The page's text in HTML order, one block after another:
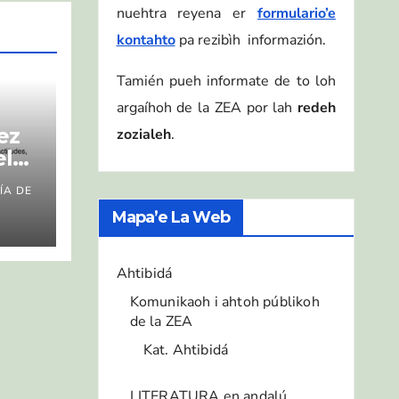
DE
nuehtra reyena er formulario’e
kontahtopa rezibìh informazión.
Tamién pueh informate de to loh
argaíhoh de la ZEA por lah redeh
zozialeh.
Mapa’e La Web
Ahtibidá
Komunikaoh i ahtoh públikoh
de la ZEA
Kat. Ahtibidá